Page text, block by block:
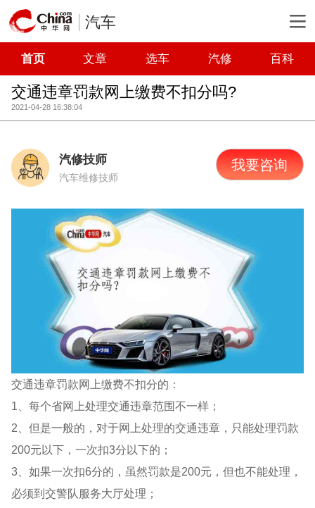
汽车
首页 文章 选车 汽修 百科
交通违章罚款网上缴费不扣分吗?
2021-04-28 16:38:04
汽修技师
汽车维修技师
我要咨询
交通违章罚款网上缴费不扣分的：
1、每个省网上处理交通违章范围不一样；
2、但是一般的，对于网上处理的交通违章，只能处理罚款
200元以下，一次扣3分以下的；
3、如果一次扣6分的，虽然罚款是200元，但也不能处理，
必须到交警队服务大厅处理；